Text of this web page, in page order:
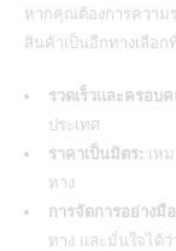
หากคุณต้องการความ
สินค้าเป็นอีกทางเลือก
รวดเร็วและครอบ
ประเทศ
ราคาเป็นมิตร: เห
ทาง
การจัดการอย่างมื
ทาง และมั่นใจได้